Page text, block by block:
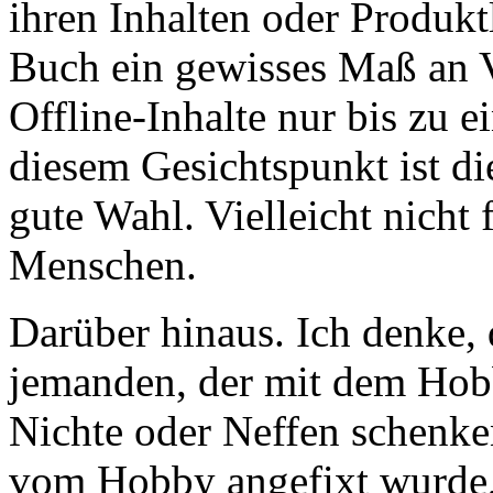
ihren Inhalten oder
Buch ein gewisses Maß an
Offline-Inhalte nur bis zu
diesem Gesichtspunkt ist
gute Wahl. Vielleicht nicht
Menschen.
Darüber hinaus. Ich
jemanden, der mit dem
Nichte oder Neffen
vom Hobby angefixt